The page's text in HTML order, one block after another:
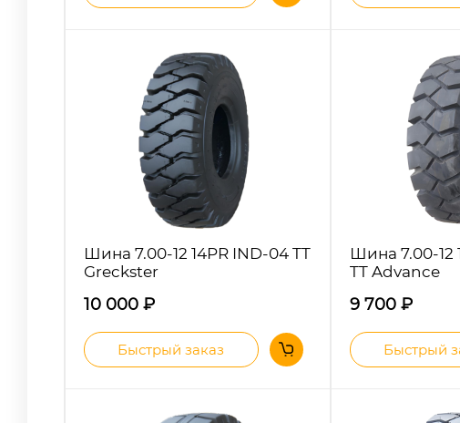
Шина 7.00-12 14PR IND-04 TT
Greckster
10 000 ₽
Быстрый заказ
Шина 7.00-12
TT Advance
9 700 ₽
Быстрый